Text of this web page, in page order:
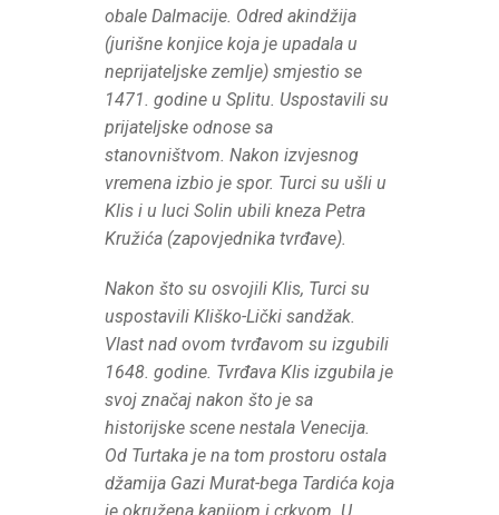
obale Dalmacije. Odred akindžija
(jurišne konjice koja je upadala u
neprijateljske zemlje) smjestio se
1471. godine u Splitu. Uspostavili su
prijateljske odnose sa
stanovništvom. Nakon izvjesnog
vremena izbio je spor. Turci su ušli u
Klis i u luci Solin ubili kneza Petra
Kružića (zapovjednika tvrđave).
Nakon što su osvojili Klis, Turci su
uspostavili Kliško-Lički sandžak.
Vlast nad ovom tvrđavom su izgubili
1648. godine. Tvrđava Klis izgubila je
svoj značaj nakon što je sa
historijske scene nestala Venecija.
Od Turtaka je na tom prostoru ostala
džamija Gazi Murat-bega Tardića koja
je okružena kapijom i crkvom. U